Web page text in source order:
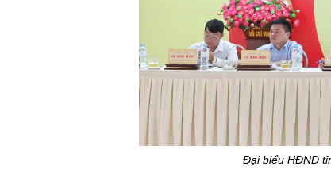
Học tập
Xây
Biên giới
Thi đua
An toàn
Chuyên
Đại biểu HĐND